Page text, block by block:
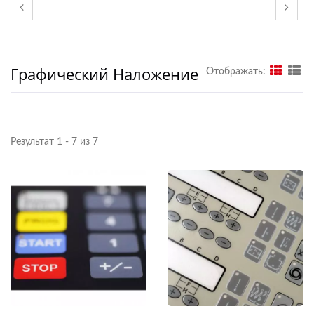
Графический Наложение Отображать:
Результат 1 - 7 из 7